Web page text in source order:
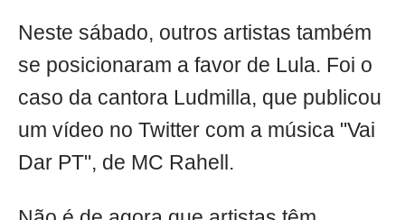
Neste sábado, outros artistas também
se posicionaram a favor de Lula. Foi o
caso da cantora Ludmilla, que publicou
um vídeo no Twitter com a música "Vai
Dar PT", de MC Rahell.